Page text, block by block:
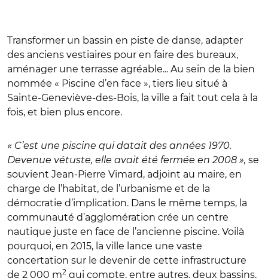
Transformer un bassin en piste de danse, adapter
des anciens vestiaires pour en faire des bureaux,
aménager une terrasse agréable... Au sein de la bien
nommée « Piscine d’en face », tiers lieu situé à
Sainte-Geneviève-des-Bois, la ville a fait tout cela à la
fois, et bien plus encore.
« C’est une piscine qui datait des années 1970.
Devenue vétuste, elle avait été fermée en 2008 », se
souvient Jean-Pierre Vimard, adjoint au maire, en
charge de l’habitat, de l’urbanisme et de la
démocratie d’implication. Dans le même temps, la
communauté d’agglomération crée un centre
nautique juste en face de l’ancienne piscine. Voilà
pourquoi, en 2015, la ville lance une vaste
concertation sur le devenir de cette infrastructure
de 2 000 m2 qui compte, entre autres, deux bassins.